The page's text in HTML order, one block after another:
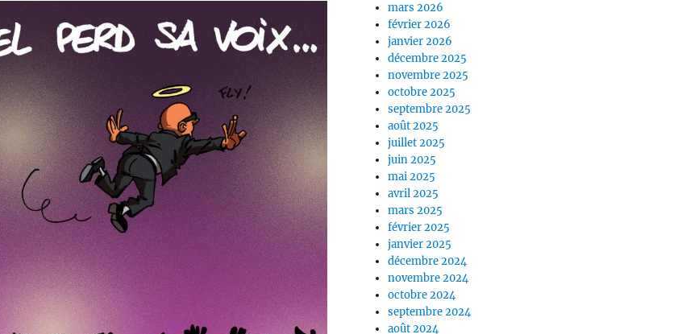
mars 2026
février 2026
janvier 2026
décembre 2025
novembre 2025
octobre 2025
septembre 2025
août 2025
juillet 2025
juin 2025
mai 2025
avril 2025
mars 2025
février 2025
janvier 2025
décembre 2024
novembre 2024
octobre 2024
septembre 2024
août 2024